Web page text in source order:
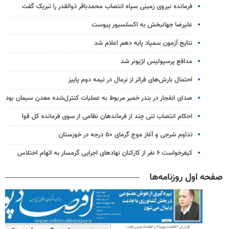
فرمانده نیروی زمینی سپاه انتصاب محمدباقر ذوالقدر را تبریک گفت
علیرضا جهانبخش به اکسلسیور پیوست
نتایج آزمون سمپاد پایه دهم اعلام شد
مدافع پرسپولیس لژیونر شد
احتمال بارش‌های فراتر از نرمال در نیمه دوم پاییز
صدای انفجار در بندر خمیر مربوط به عملیات کنترل‌شده معدن سیمان بود
احکام انتصاب تنی چند از فرماندهان نظامی از سوی فرمانده کل قوا
تداوم شرجی و آغاز موج گرمای ۵۰ درجه در خوزستان
کیفرخواست ۶ نفر از کارکنان نهادهای اجرایی گرمسار به اتهام اختلاس
صفحه اول روزنامه‌ها